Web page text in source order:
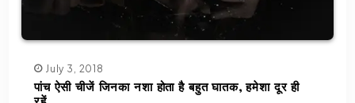
July 3, 2018
पांच ऐसी चीजें जिनका नशा होता है बहुत घातक, हमेशा दूर ही